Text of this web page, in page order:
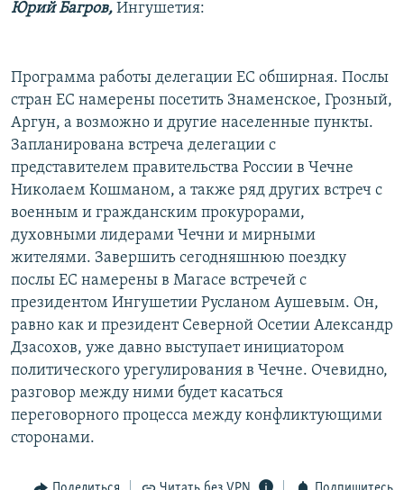
КАВКАЗ.РЕАЛИИ
СИБИРЬ.РЕАЛИИ
РАСПИСАНИЕ ВЕЩАНИЯ
ПОДПИШИТЕСЬ НА РАССЫЛКУ
СОЦИАЛЬНЫЕ СЕТИ
Все сайты РСЕ/РС
Юрий Багров, Ингушетия:
Программа работы делегации ЕС обширная. Послы
стран ЕС намерены посетить Знаменское, Грозный,
Аргун, а возможно и другие населенные пункты.
Запланирована встреча делегации с
представителем правительства России в Чечне
Николаем Кошманом, а также ряд других встреч с
военным и гражданским прокурорами,
духовными лидерами Чечни и мирными
жителями. Завершить сегодняшнюю поездку
послы ЕС намерены в Магасе встречей с
президентом Ингушетии Русланом Аушевым. Он,
равно как и президент Северной Осетии Александр
Дзасохов, уже давно выступает инициатором
политического урегулирования в Чечне. Очевидно,
разговор между ними будет касаться
переговорного процесса между конфликтующими
сторонами.